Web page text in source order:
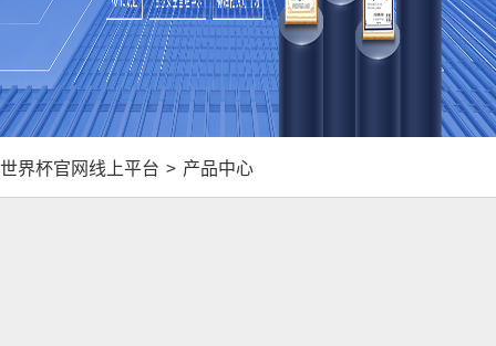
世界杯官网线上平台 > 产品中心